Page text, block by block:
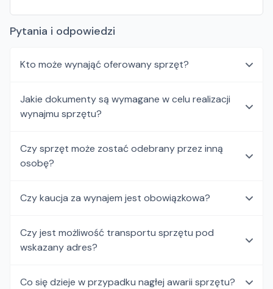
Pytania i odpowiedzi
Kto może wynająć oferowany sprzęt?
Jakie dokumenty są wymagane w celu realizacji
wynajmu sprzętu?
Czy sprzęt może zostać odebrany przez inną
osobę?
Czy kaucja za wynajem jest obowiązkowa?
Czy jest możliwość transportu sprzętu pod
wskazany adres?
Co się dzieje w przypadku nagłej awarii sprzętu?